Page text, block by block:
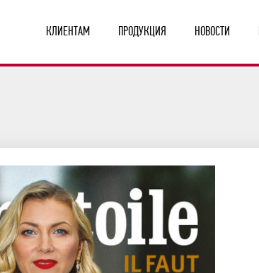
КЛИЕНТАМ ПРОДУКЦИЯ НОВОСТИ